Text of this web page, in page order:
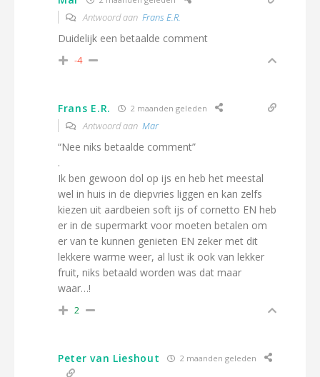
Antwoord aan Frans E.R.
Duidelijk een betaalde comment
-4
Frans E.R. 2 maanden geleden
Antwoord aan Mar
“Nee niks betaalde comment”
.
Ik ben gewoon dol op ijs en heb het meestal
wel in huis in de diepvries liggen en kan zelfs
kiezen uit aardbeien soft ijs of cornetto EN heb
er in de supermarkt voor moeten betalen om
er van te kunnen genieten EN zeker met dit
lekkere warme weer, al lust ik ook van lekker
fruit, niks betaald worden was dat maar
waar…!
2
Peter van Lieshout 2 maanden geleden